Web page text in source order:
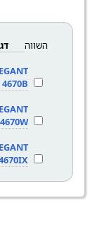
השווה
4670B
4670W